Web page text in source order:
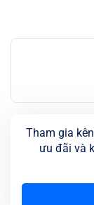
Tham gia
ưu đãi và